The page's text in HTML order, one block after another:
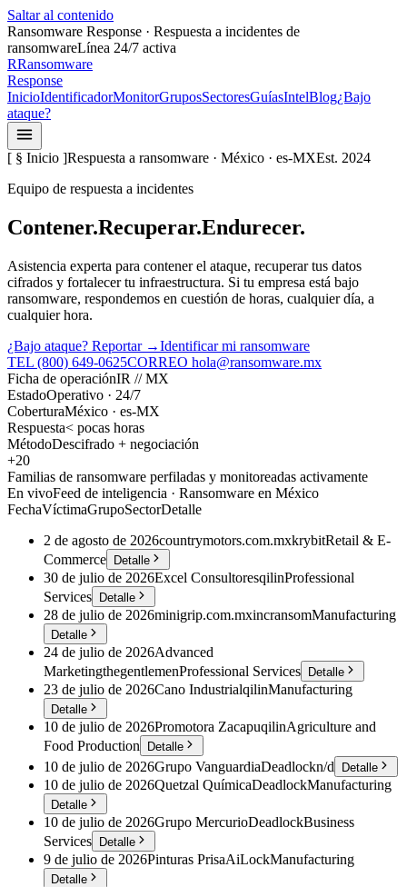
Saltar al contenido
Ransomware Response · Respuesta a incidentes de
ransomwareLínea 24/7 activa
RRansomware
Response
InicioIdentificadorMonitorGruposSectoresGuíasIntelBlog¿Bajo
ataque?
[ § Inicio ]Respuesta a ransomware · México · es-MXEst. 2024
Equipo de respuesta a incidentes
Contener.Recuperar.Endurecer.
Asistencia experta para contener el ataque, recuperar tus datos
cifrados y fortalecer tu infraestructura. Si tu empresa está bajo
ransomware, respondemos en cuestión de horas, cualquier día, a
cualquier hora.
¿Bajo ataque? Reportar →Identificar mi ransomware
TEL (800) 649-0625CORREO hola@ransomware.mx
Ficha de operaciónIR // MX
EstadoOperativo · 24/7
CoberturaMéxico · es-MX
Respuesta< pocas horas
MétodoDescifrado + negociación
+20
Familias de ransomware perfiladas y monitoreadas activamente
En vivoFeed de inteligencia · Ransomware en México
FechaVíctimaGrupoSectorDetalle
2 de agosto de 2026countrymotors.com.mxkrybitRetail & E-
Commerce
Detalle
30 de julio de 2026Excel ConsultoresqilinProfessional
Services
Detalle
28 de julio de 2026minigrip.com.mxincransomManufacturing
Detalle
24 de julio de 2026Advanced
MarketingthegentlemenProfessional Services Detalle
23 de julio de 2026Cano IndustrialqilinManufacturing
Detalle
10 de julio de 2026Promotora ZacapuqilinAgriculture and
Food Production
Detalle
10 de julio de 2026Grupo VanguardiaDeadlockn/d Detalle
10 de julio de 2026Quetzal QuímicaDeadlockManufacturing
Detalle
10 de julio de 2026Grupo MercurioDeadlockBusiness
Services
Detalle
9 de julio de 2026Pinturas PrisaAiLockManufacturing
Detalle